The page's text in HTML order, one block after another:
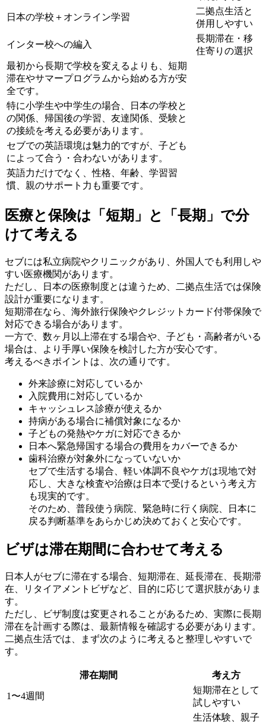
日本の学校＋オンライン学習
二拠点生活と
併用しやすい
インター校への編入
長期滞在・移
住寄りの選択
最初から長期で学校を変えるよりも、短期
滞在やサマープログラムから始める方が安
全です。
特に小学生や中学生の場合、日本の学校と
の関係、帰国後の学習、友達関係、受験と
の接続を考える必要があります。
セブでの英語環境は魅力的ですが、子ども
によって合う・合わないがあります。
英語力だけでなく、性格、年齢、学習習
慣、親のサポート力も重要です。
医療と保険は「短期」と「長期」で分
けて考える
セブには私立病院やクリニックがあり、外国人でも利用しや
すい医療機関があります。
ただし、日本の医療制度とは違うため、二拠点生活では保険
設計が重要になります。
短期滞在なら、海外旅行保険やクレジットカード付帯保険で
対応できる場合があります。
一方で、数ヶ月以上滞在する場合や、子ども・高齢者がいる
場合は、より手厚い保険を検討した方が安心です。
考えるべきポイントは、次の通りです。
外来診療に対応しているか
入院費用に対応しているか
キャッシュレス診療が使えるか
持病がある場合に補償対象になるか
子どもの発熱やケガに対応できるか
日本へ緊急帰国する場合の費用をカバーできるか
歯科治療が対象外になっていないか
セブで生活する場合、軽い体調不良やケガは現地で対
応し、大きな検査や治療は日本で受けるという考え方
も現実的です。
そのため、普段使う病院、緊急時に行く病院、日本に
戻る判断基準をあらかじめ決めておくと安心です。
ビザは滞在期間に合わせて考える
日本人がセブに滞在する場合、短期滞在、延長滞在、長期滞
在、リタイアメントビザなど、目的に応じて選択肢がありま
す。
ただし、ビザ制度は変更されることがあるため、実際に長期
滞在を計画する際は、最新情報を確認する必要があります。
二拠点生活では、まず次のように考えると整理しやすいで
す。
滞在期間 考え方
1〜4週間
短期滞在として
試しやすい
生活体験、親子